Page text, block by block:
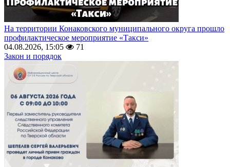
На территории Конаковского муниципального округа прошло
профилактическое мероприятие «Такси»
04.08.2026, 15:05
71
Закон и порядок